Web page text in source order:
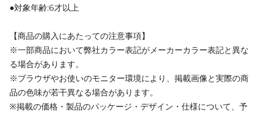
●対象年齢:6才以上
【商品の購入にあたっての注意事項】
※一部商品において弊社カラー表記がメーカーカラー表記と異な
る場合があります。
※ブラウザやお使いのモニター環境により、掲載画像と実際の商
品の色味が若干異なる場合があります。
※掲載の価格・製品のパッケージ・デザイン・仕様について、予